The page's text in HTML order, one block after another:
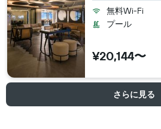
無料Wi-Fi
プール
¥20,144〜
さらに見る